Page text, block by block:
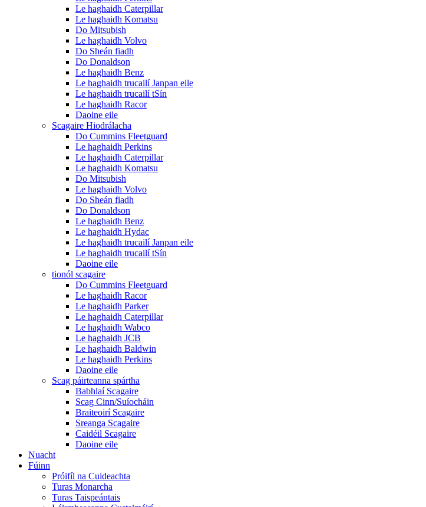
Le haghaidh Caterpillar
Le haghaidh Komatsu
Do Mitsubish
Le haghaidh Volvo
Do Sheán fiadh
Do Donaldson
Le haghaidh Benz
Le haghaidh trucailí Janpan eile
Le haghaidh trucailí tSín
Le haghaidh Racor
Daoine eile
Scagaire Hiodrálacha
Do Cummins Fleetguard
Le haghaidh Perkins
Le haghaidh Caterpillar
Le haghaidh Komatsu
Do Mitsubish
Le haghaidh Volvo
Do Sheán fiadh
Do Donaldson
Le haghaidh Benz
Le haghaidh Hydac
Le haghaidh trucailí Janpan eile
Le haghaidh trucailí tSín
Daoine eile
tionól scagaire
Do Cummins Fleetguard
Le haghaidh Racor
Le haghaidh Parker
Le haghaidh Caterpillar
Le haghaidh Wabco
Le haghaidh JCB
Le haghaidh Baldwin
Le haghaidh Perkins
Daoine eile
Scag páirteanna spártha
Babhlaí Scagaire
Scag Cinn/Suíocháin
Braiteoirí Scagaire
Sreanga Scagaire
Caidéil Scagaire
Daoine eile
Nuacht
Fúinn
Próifíl na Cuideachta
Turas Monarcha
Turas Taispeántais